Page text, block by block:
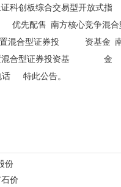
科创板综合交易型开放式
配售 南方核心竞
混合型证券投 资基金 南
合型证券投资基 金 投
拨打客户服务电话
份
价